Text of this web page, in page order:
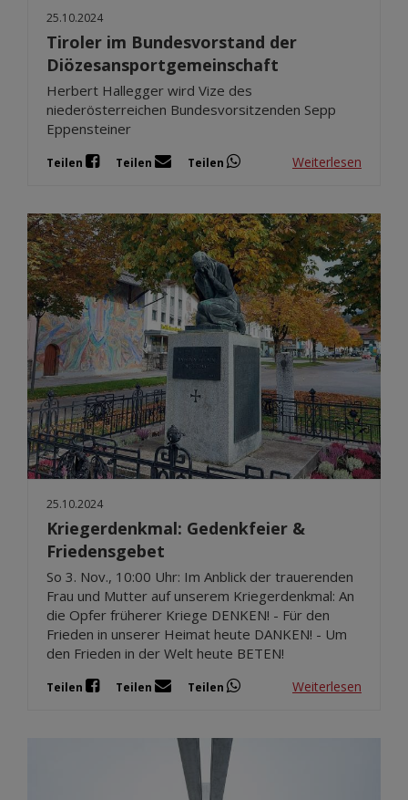
25.10.2024
Tiroler im Bundesvorstand der
Diözesansportgemeinschaft
Herbert Hallegger wird Vize des
niederösterreichen Bundesvorsitzenden Sepp
Eppensteiner
Teilen Teilen Teilen Weiterlesen
25.10.2024
Kriegerdenkmal: Gedenkfeier &
Friedensgebet
So 3. Nov., 10:00 Uhr: Im Anblick der trauerenden
Frau und Mutter auf unserem Kriegerdenkmal: An
die Opfer früherer Kriege DENKEN! - Für den
Frieden in unserer Heimat heute DANKEN! - Um
den Frieden in der Welt heute BETEN!
Teilen Teilen Teilen Weiterlesen